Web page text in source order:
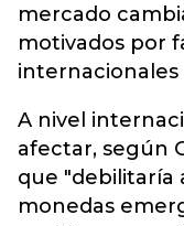
mercado
motivados por
internacionales
A nivel
afectar, según
que "debilitaría
monedas